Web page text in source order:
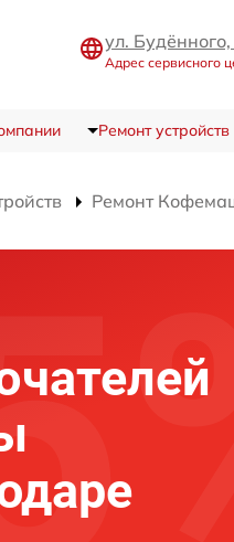
ул.
Адрес сервисного
Ремонт устройств
Ремонт